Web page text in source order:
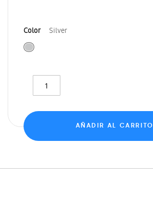
Color Silver
AÑADIR AL CARRITO